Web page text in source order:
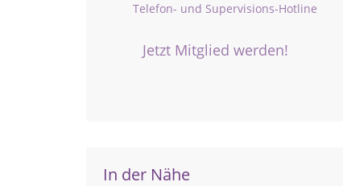
Telefon- und Supervisions-Hotline
Jetzt Mitglied werden!
In der Nähe